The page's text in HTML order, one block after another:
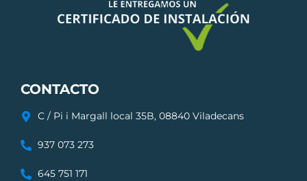
CONTACTO
C / Pi i Margall local 35B, 08840 Viladecans
937 073 273
645 751 171